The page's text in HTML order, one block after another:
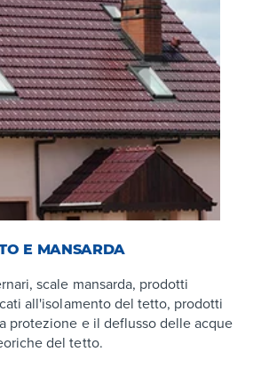
E MANSARDA
scale mansarda, prodotti
all'isolamento del tetto, prodotti
protezione e il deflusso delle acque
del tetto.